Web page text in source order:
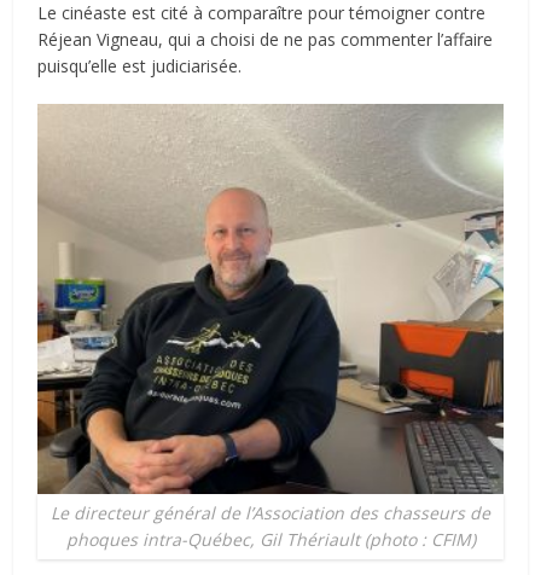
Le cinéaste est cité à comparaître pour témoigner contre
Réjean Vigneau, qui a choisi de ne pas commenter l’affaire
puisqu’elle est judiciarisée.
Le directeur général de l’Association des chasseurs de
phoques intra-Québec, Gil Thériault (photo : CFIM)